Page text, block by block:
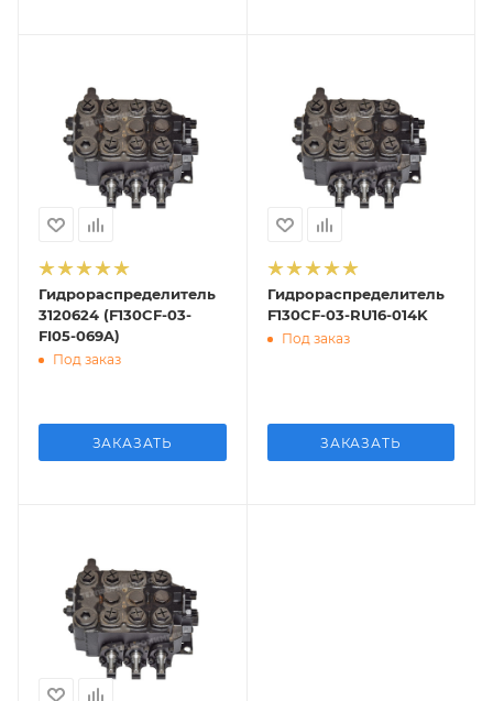
Гидрораспределитель
3120624 (F130CF-03-
FI05-069A)
Под заказ
ЗАКАЗАТЬ
Гидрораспределитель
F130CF-03-RU16-014K
Под заказ
ЗАКАЗАТЬ